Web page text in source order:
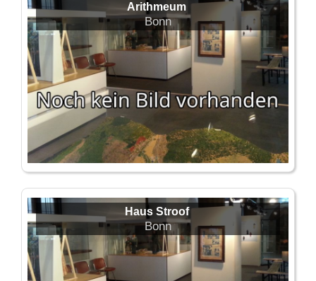
Arithmeum
Bonn
Haus Stroof
Bonn